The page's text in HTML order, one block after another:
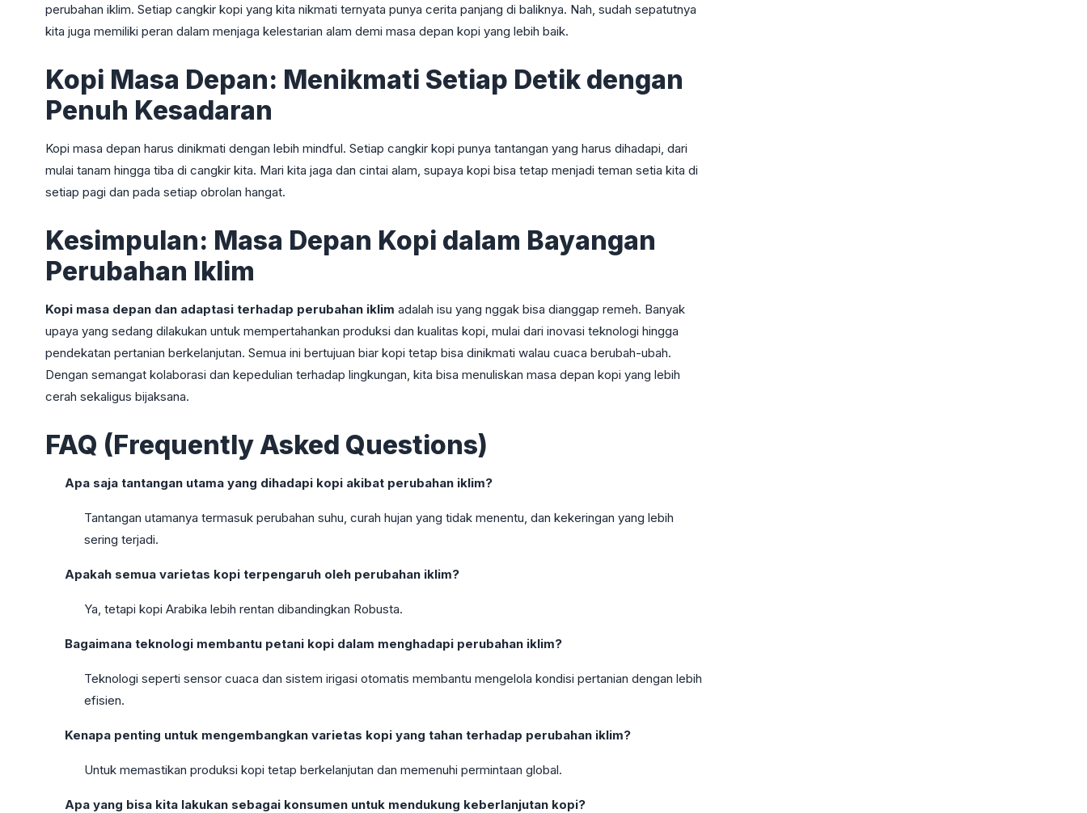
perubahan iklim. Setiap cangkir kopi yang kita nikmati ternyata punya cerita panjang di baliknya. Nah, sudah sepatutnya
kita juga memiliki peran dalam menjaga kelestarian alam demi masa depan kopi yang lebih baik.
Kopi Masa Depan: Menikmati Setiap Detik dengan
Penuh Kesadaran
Kopi masa depan harus dinikmati dengan lebih mindful. Setiap cangkir kopi punya tantangan yang harus dihadapi, dari
mulai tanam hingga tiba di cangkir kita. Mari kita jaga dan cintai alam, supaya kopi bisa tetap menjadi teman setia kita di
setiap pagi dan pada setiap obrolan hangat.
Kesimpulan: Masa Depan Kopi dalam Bayangan
Perubahan Iklim
Kopi masa depan dan adaptasi terhadap perubahan iklim adalah isu yang nggak bisa dianggap remeh. Banyak
upaya yang sedang dilakukan untuk mempertahankan produksi dan kualitas kopi, mulai dari inovasi teknologi hingga
pendekatan pertanian berkelanjutan. Semua ini bertujuan biar kopi tetap bisa dinikmati walau cuaca berubah-ubah.
Dengan semangat kolaborasi dan kepedulian terhadap lingkungan, kita bisa menuliskan masa depan kopi yang lebih
cerah sekaligus bijaksana.
FAQ (Frequently Asked Questions)
Apa saja tantangan utama yang dihadapi kopi akibat perubahan iklim?
Tantangan utamanya termasuk perubahan suhu, curah hujan yang tidak menentu, dan kekeringan yang lebih
sering terjadi.
Apakah semua varietas kopi terpengaruh oleh perubahan iklim?
Ya, tetapi kopi Arabika lebih rentan dibandingkan Robusta.
Bagaimana teknologi membantu petani kopi dalam menghadapi perubahan iklim?
Teknologi seperti sensor cuaca dan sistem irigasi otomatis membantu mengelola kondisi pertanian dengan lebih
efisien.
Kenapa penting untuk mengembangkan varietas kopi yang tahan terhadap perubahan iklim?
Untuk memastikan produksi kopi tetap berkelanjutan dan memenuhi permintaan global.
Apa yang bisa kita lakukan sebagai konsumen untuk mendukung keberlanjutan kopi?